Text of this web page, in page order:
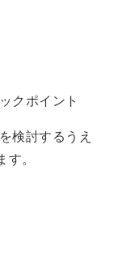
クポイント
検討するうえ
。